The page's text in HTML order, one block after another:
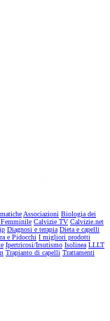
Associazioni Biologia dei
Calvizie TV Calvizie.net
Diagnosi e terapia Dieta e capelli
e Pidocchi I migliori prodotti
Ipertricosi/Irsutismo Isolinea LLLT
Trapianto di capelli Trattamenti